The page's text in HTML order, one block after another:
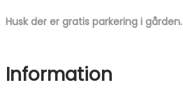
Husk der er gratis parkering i gården.
Information